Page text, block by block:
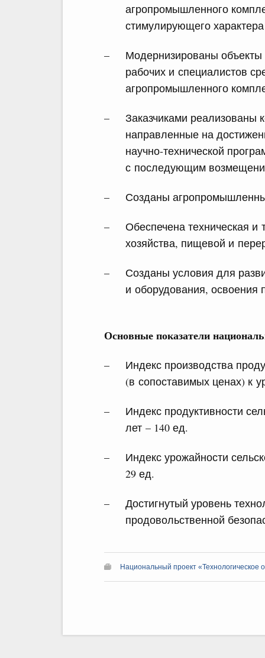
агропромышленного
стимулирующего характера
Модернизированы
рабочих и специалистов
агропромышленного
Заказчиками реализованы
направленные на
научно-технической
с последующим
Созданы
Обеспечена техническая и
хозяйства, пищевой и
Созданы условия для
и оборудования, освоения
Основные показатели
Индекс производства
(в сопоставимых ценах) к
Индекс продуктивности
лет – 140 ед.
Индекс урожайности
29 ед.
Достигнутый уровень
продовольственной
Национальный проект «Технологическое